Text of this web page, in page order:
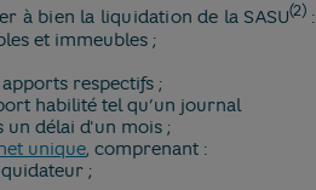
à bien la liquidation de la SASU(2):
et immeubles ;
respectifs ;
habilité tel qu’un journal
un délai d'un mois ;
unique, comprenant :
;